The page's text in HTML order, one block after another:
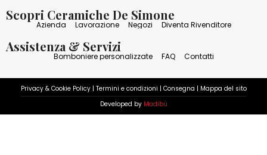
Scopri Ceramiche De Simone
Azienda Lavorazione Negozi Diventa Rivenditore
Assistenza & Servizi
Bomboniere personalizzate FAQ Contatti
Privacy & Cookie Policy| Termini e condizioni | Consegna | Mappa del sito
Developed by Madibù